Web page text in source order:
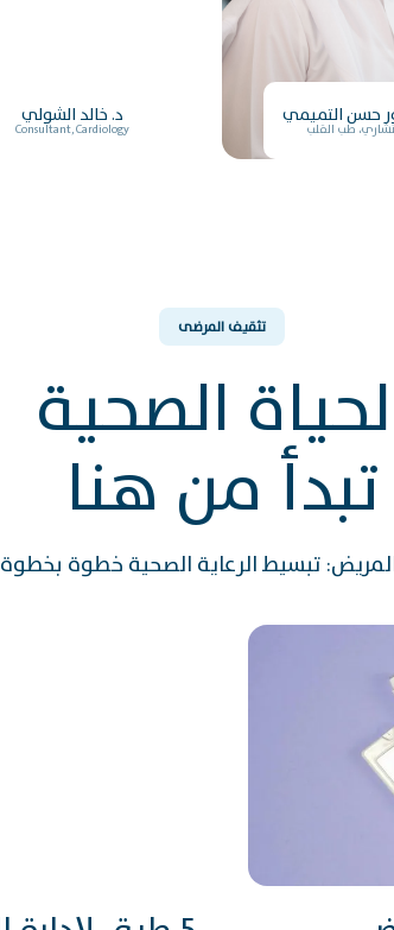
حسن التميمي
طب القلب
د. خالد الشولي
Consultant, Cardiology
تثقيف المرضى
الصحية
تبدأ من هنا
تبسيط الرعاية الصحية خطوة بخطوة